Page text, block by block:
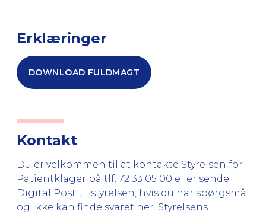
Erklæringer
DOWNLOAD FULDMAGT
Kontakt
Du er velkommen til at kontakte Styrelsen for
Patientklager på tlf. 72 33 05 00 eller sende
Digital Post til styrelsen, hvis du har spørgsmål
og ikke kan finde svaret her. Styrelsens